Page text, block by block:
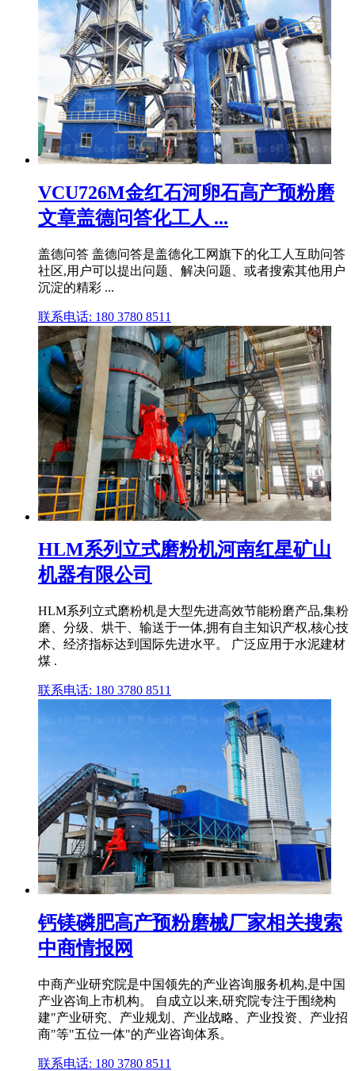
VCU726M金红石河卵石高产预粉磨
文章盖德问答化工人 ...
盖德问答 盖德问答是盖德化工网旗下的化工人互助问答
社区,用户可以提出问题、解决问题、或者搜索其他用户
沉淀的精彩 ...
联系电话: 180 3780 8511
HLM系列立式磨粉机河南红星矿山
机器有限公司
HLM系列立式磨粉机是大型先进高效节能粉磨产品,集粉
磨、分级、烘干、输送于一体,拥有自主知识产权,核心技
术、经济指标达到国际先进水平。 广泛应用于水泥建材
煤 .
联系电话: 180 3780 8511
钙镁磷肥高产预粉磨械厂家相关搜索
中商情报网
中商产业研究院是中国领先的产业咨询服务机构,是中国
产业咨询上市机构。 自成立以来,研究院专注于围绕构
建"产业研究、产业规划、产业战略、产业投资、产业招
商"等"五位一体"的产业咨询体系。
联系电话: 180 3780 8511